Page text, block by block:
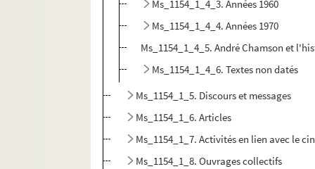
Ms_1154_1_4_3. Années 1960
Ms_1154_1_4_4. Années 1970
Ms_1154_1_4_5. André Chamson et
Ms_1154_1_4_6. Textes non datés
Ms_1154_1_5. Discours et messages
Ms_1154_1_6. Articles
Ms_1154_1_7. Activités en lien avec le
Ms_1154_1_8. Ouvrages collectifs